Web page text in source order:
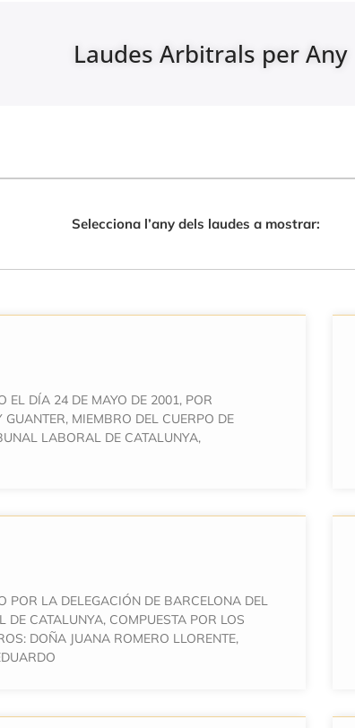
Laudes Arbitrals per Any
Selecciona l’any dels laudes a mostrar:
EL DÍA 24 DE MAYO DE 2001, POR
GUANTER, MIEMBRO DEL CUERPO DE
LABORAL DE CATALUNYA,
POR LA DELEGACIÓN DE BARCELONA DEL
CATALUNYA, COMPUESTA POR LOS
DOÑA JUANA ROMERO LLORENTE,